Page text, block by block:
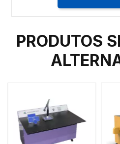
PRODUTOS